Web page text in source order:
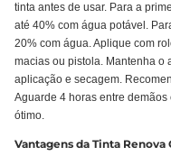
tinta antes de usar. Para a
até 40% com água potável.
20% com água. Aplique com
macias ou pistola. Mantenha o
aplicação e secagem.
Aguarde 4 horas entre
ótimo.
Vantagens da Tinta Renova